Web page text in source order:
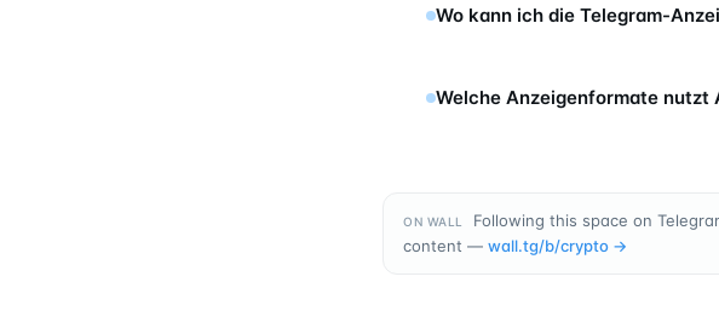
Wo kann ich die Telegram-
Welche Anzeigenformate nutzt
ON WALL
Following this space on
content — wall.tg/b/crypto →